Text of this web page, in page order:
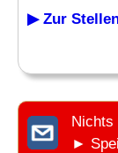
▶ Zur
Nichts
►